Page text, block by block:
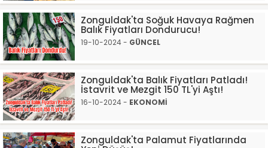
Zonguldak'ta Soğuk Havaya Rağmen
Balık Fiyatları Dondurucu!
19-10-2024 - GÜNCEL
Zonguldak'ta Balık Fiyatları Patladı!
İstavrit ve Mezgit 150 TL'yi Aştı!
16-10-2024 - EKONOMİ
Zonguldak'ta Palamut Fiyatlarında